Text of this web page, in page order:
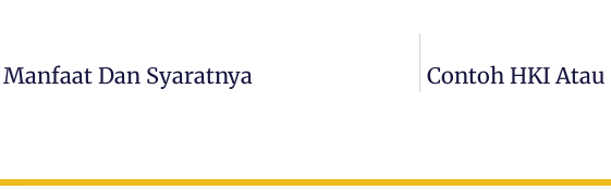
Dan Syaratnya Contoh HKI